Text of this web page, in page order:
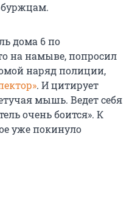
дома 6 по
на намыве, попросил
наряд полиции,
. И цитирует
мышь. Ведет себя
очень боится». К
уже покинуло